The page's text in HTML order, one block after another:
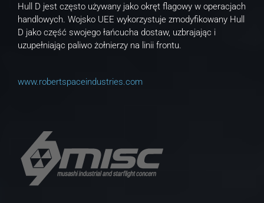
Hull D jest często używany jako okręt flagowy w operacjach
handlowych. Wojsko UEE wykorzystuje zmodyfikowany Hull
D jako część swojego łańcucha dostaw, uzbrajając i
uzupełniając paliwo żołnierzy na linii frontu.
www.robertspaceindustries.com